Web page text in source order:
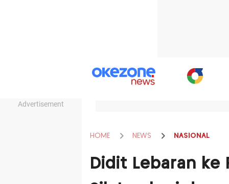
Advertisement
HOME NEWS NASIONAL
Didit Lebaran ke